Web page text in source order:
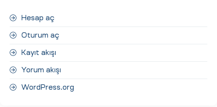
Hesap aç
Oturum aç
Kayıt akışı
Yorum akışı
WordPress.org